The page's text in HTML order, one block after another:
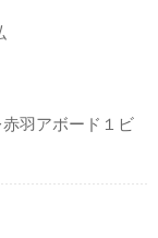
羽アボード１ビ